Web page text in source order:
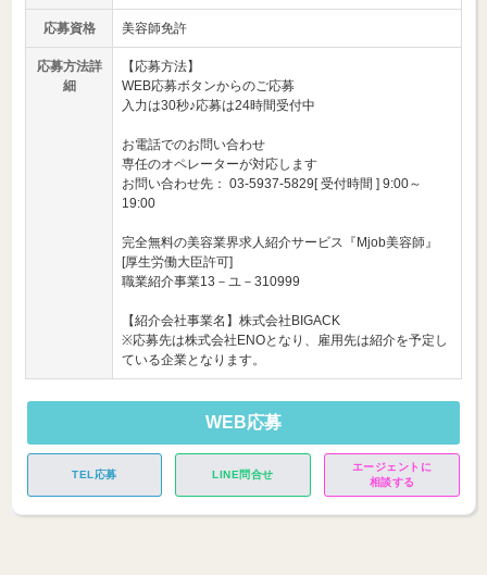
応募資格 美容師免許
応募方法詳
細
【応募方法】
WEB応募ボタンからのご応募
入力は30秒♪応募は24時間受付中
お電話でのお問い合わせ
専任のオペレーターが対応します
お問い合わせ先： 03-5937-5829[ 受付時間 ] 9:00～
19:00
完全無料の美容業界求人紹介サービス『Mjob美容師』
[厚生労働大臣許可]
職業紹介事業13－ユ－310999
【紹介会社事業名】株式会社BIGACK
※応募先は株式会社ENOとなり、雇用先は紹介を予定し
ている企業となります。
WEB応募
TEL応募 LINE問合せ
エージェントに
相談する